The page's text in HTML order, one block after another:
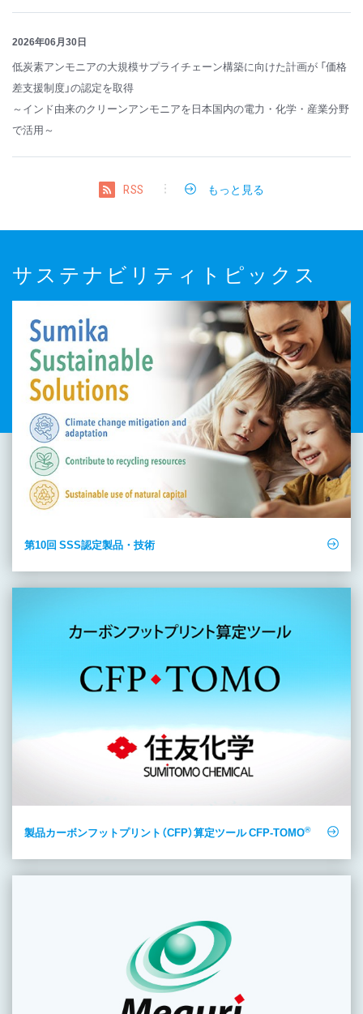
2026年06月30日
低炭素アンモニアの大規模サプライチェーン構築に向けた計画が 「価格
差支援制度」の認定を取得
～インド由来のクリーンアンモニアを日本国内の電力・化学・産業分野
で活用～
RSS もっと見る
サステナビリティトピックス
第10回 SSS認定製品・技術
製品カーボンフットプリント（CFP）算定ツール CFP-TOMO®